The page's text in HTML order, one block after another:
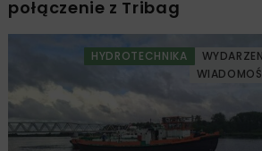
połączenie z Tribag
HYDROTECHNIKA